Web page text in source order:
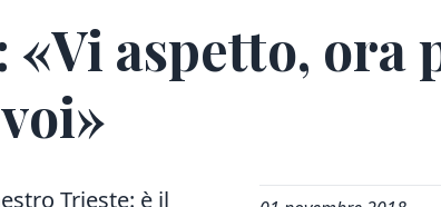
aspetto, ora
Trieste: è il